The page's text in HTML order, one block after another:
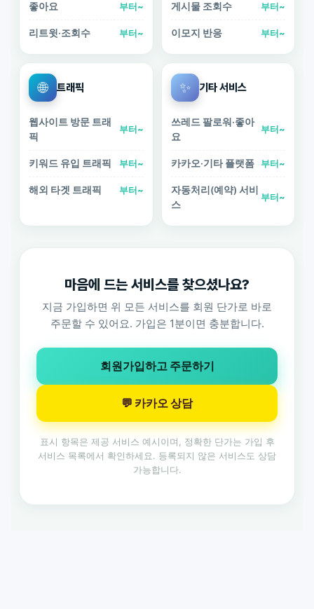
좋아요 부터~
리트윗·조회수 부터~
게시물 조회수 부터~
이모지 반응 부터~
🌐 트래픽
웹사이트 방문 트래
픽
부터~
키워드 유입 트래픽 부터~
해외 타겟 트래픽 부터~
✨ 기타 서비스
쓰레드 팔로워·좋아
요
부터~
카카오·기타 플랫폼 부터~
자동처리(예약) 서비
스
부터~
마음에 드는 서비스를 찾으셨나요?
지금 가입하면 위 모든 서비스를 회원 단가로 바로
주문할 수 있어요. 가입은 1분이면 충분합니다.
회원가입하고 주문하기
💬 카카오 상담
표시 항목은 제공 서비스 예시이며, 정확한 단가는 가입 후
서비스 목록에서 확인하세요. 등록되지 않은 서비스도 상담
가능합니다.